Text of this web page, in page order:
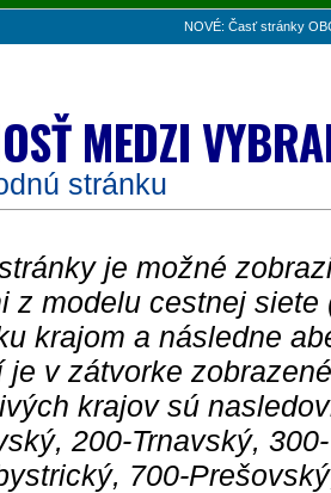
NOVÉ: Časť stránky
MEDZI
stránku
je možné
z modelu cestnej siete
krajom a následne
je v zátvorke
krajov sú
200-Trnavský,
700-